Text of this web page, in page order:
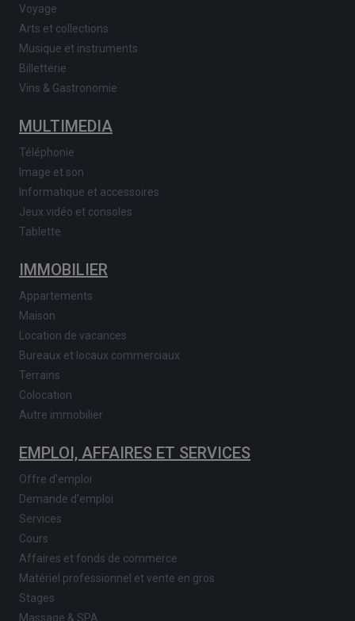
Voyage
Arts et collections
Musique et instruments
Billetterie
Vins & Gastronomie
MULTIMEDIA
Téléphonie
Image et son
Informatique et accessoires
Jeux vidéo et consoles
Tablette
IMMOBILIER
Appartements
Maison
Location de vacances
Bureaux et locaux commerciaux
Terrains
Colocation
Autre immobilier
EMPLOI, AFFAIRES ET SERVICES
Offre d'emploi
Demande d'emploi
Services
Cours
Affaires et fonds de commerce
Matériel professionnel et vente en gros
Stages
Massage & SPA